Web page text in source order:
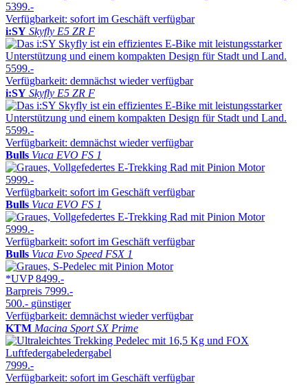
5399.-
Verfügbarkeit: sofort im Geschäft verfügbar
i:SY Skyfly E5 ZR F
5599.-
Verfügbarkeit: demnächst wieder verfügbar
i:SY Skyfly E5 ZR F
5599.-
Verfügbarkeit: demnächst wieder verfügbar
Bulls Vuca EVO FS 1
5999.-
Verfügbarkeit: sofort im Geschäft verfügbar
Bulls Vuca EVO FS 1
5999.-
Verfügbarkeit: sofort im Geschäft verfügbar
Bulls Vuca Evo Speed FSX 1
*UVP8499.-
Barpreis 7999.-
500.- günstiger
Verfügbarkeit: demnächst wieder verfügbar
KTM Macina Sport SX Prime
7999.-
Verfügbarkeit: sofort im Geschäft verfügbar